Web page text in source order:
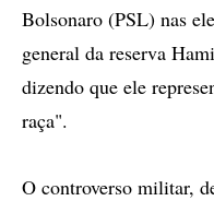
Bolsonaro (PSL) nas
general da reserva
dizendo que ele
raça".
O controverso militar,